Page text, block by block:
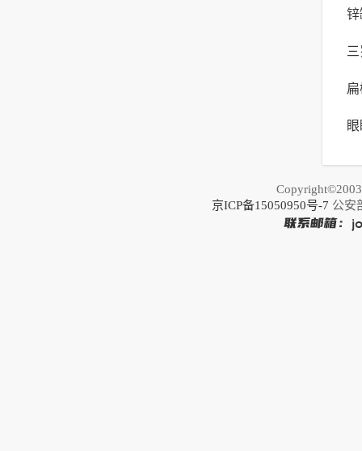
锌
于
恢
京ICP备15050950号-7 公安